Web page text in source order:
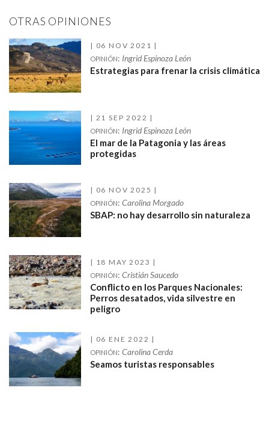
OTRAS OPINIONES
06 NOV 2021
OPINIÓN: Ingrid Espinoza León
Estrategias para frenar la crisis climática
21 SEP 2022
OPINIÓN: Ingrid Espinoza León
El mar de la Patagonia y las áreas
protegidas
06 NOV 2025
OPINIÓN: Carolina Morgado
SBAP: no hay desarrollo sin naturaleza
18 MAY 2023
OPINIÓN: Cristián Saucedo
Conflicto en los Parques Nacionales:
Perros desatados, vida silvestre en
peligro
06 ENE 2022
OPINIÓN: Carolina Cerda
Seamos turistas responsables